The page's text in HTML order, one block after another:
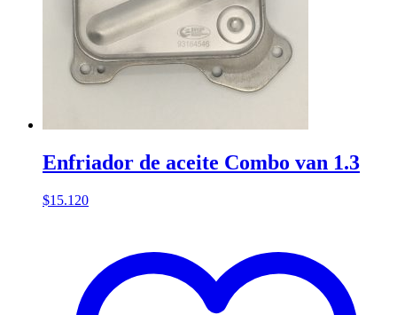
Enfriador de aceite Combo van 1.3
$15.120